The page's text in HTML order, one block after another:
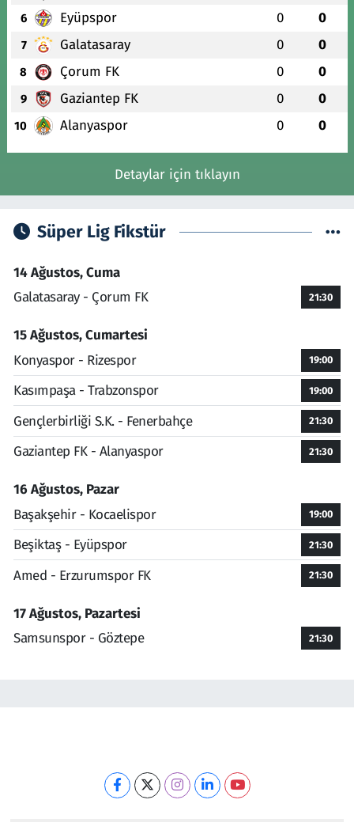
6 Eyüpspor 0 0
7 Galatasaray 0 0
8 Çorum FK 0 0
9 Gaziantep FK 0 0
10 Alanyaspor 0 0
Detaylar için tıklayın
Süper Lig Fikstür
14 Ağustos, Cuma
Galatasaray - Çorum FK
21:30
15 Ağustos, Cumartesi
Konyaspor - Rizespor
19:00
Kasımpaşa - Trabzonspor 19:00
Gençlerbirliği S.K. - Fenerbahçe 21:30
Gaziantep FK - Alanyaspor 21:30
16 Ağustos, Pazar
Başakşehir - Kocaelispor
19:00
Beşiktaş - Eyüpspor 21:30
Amed - Erzurumspor FK 21:30
17 Ağustos, Pazartesi
Samsunspor - Göztepe
21:30